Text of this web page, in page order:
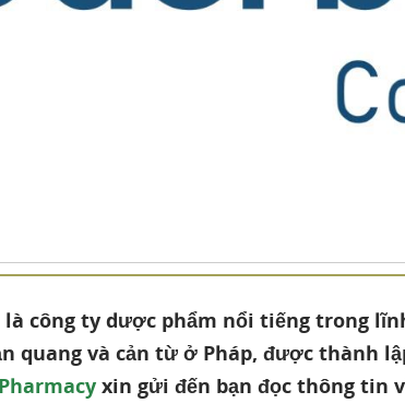
là công ty dược phẩm nổi tiếng trong
quang và cản từ ở Pháp, được thành
xin gửi đến bạn đọc thông tin